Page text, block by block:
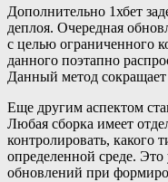
Дополнительно 1хбет
деплоя. Очередная
с целью ограниченного
данного поэтапно
Данный метод
Еще другим аспектом
Любая сборка имеет
контролировать, какого
определенной среде. Это
обновлений при